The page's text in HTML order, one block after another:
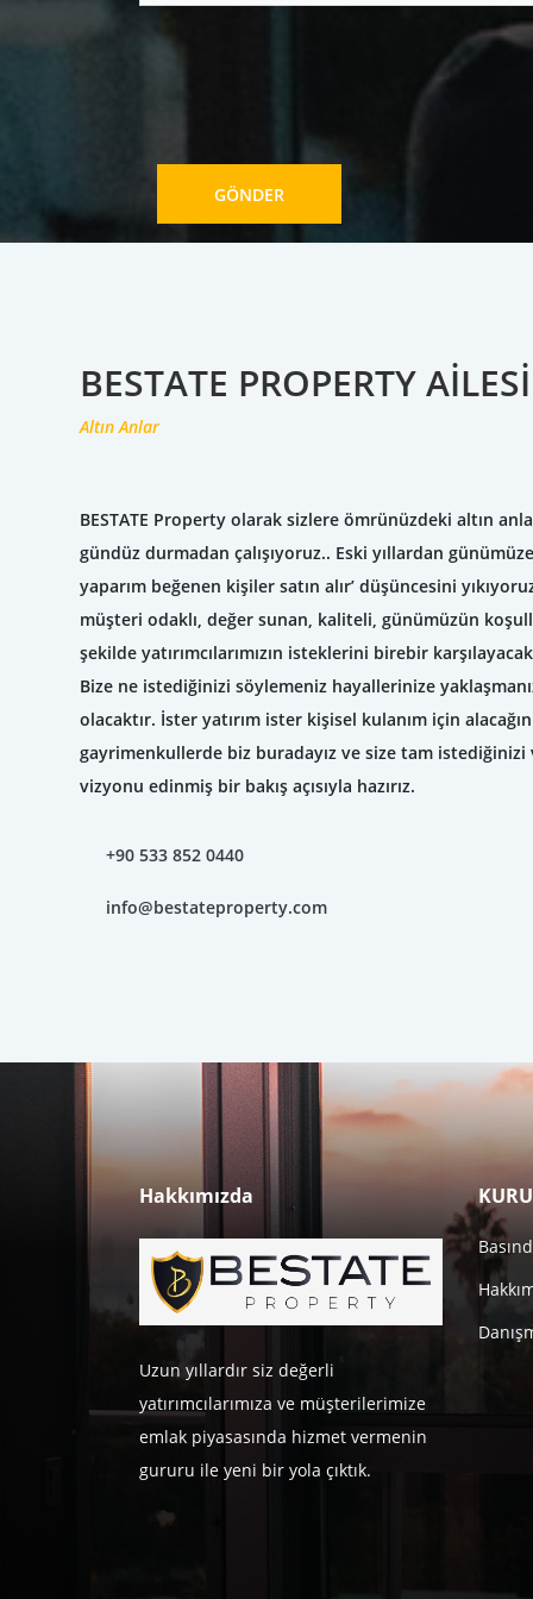
GÖNDER
BESTATE PROPERTY AILESI
Altın Anlar
BESTATE Property olarak sizlere ömrünüzdeki altın
gündüz durmadan çalışıyoruz.. Eski yıllardan
yaparım beğenen kişiler satın alır’ düşüncesini
müşteri odaklı, değer sunan, kaliteli, günümüzün
şekilde yatırımcılarımızın isteklerini birebir
Bize ne istediğinizi söylemeniz hayallerinize
olacaktır. İster yatırım ister kişisel kulanım için
gayrimenkullerde biz buradayız ve size tam istediğinizi
vizyonu edinmiş bir bakış açısıyla hazırız.
+90 533 852 0440
info@bestateproperty.com
Hakkımızda
Uzun yıllardır siz değerli
yatırımcılarımıza ve müşterilerimize
emlak piyasasında hizmet vermenin
gururu ile yeni bir yola çıktık.